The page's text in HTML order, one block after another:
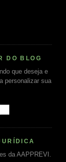
DO BLOG
que deseja e
personalizar sua
da AAPPREVI.